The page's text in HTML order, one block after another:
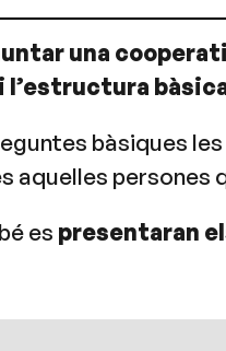
una
bàsiques
aquelles persones
es presentaran